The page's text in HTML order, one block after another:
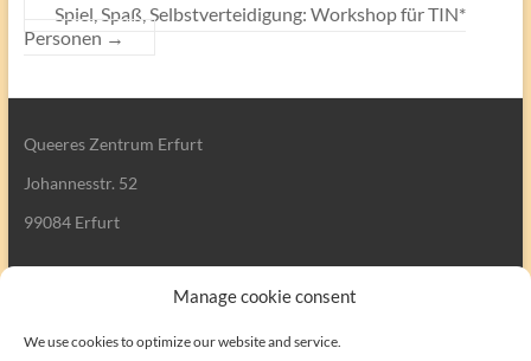
Manage cookie consent
We use cookies to optimize our website and service.
Spiel, Spaß, Selbstverteidigung: Workshop für TIN*
Personen →
Queeres Zentrum Erfurt
Johannesstr. 52
99084 Erfurt